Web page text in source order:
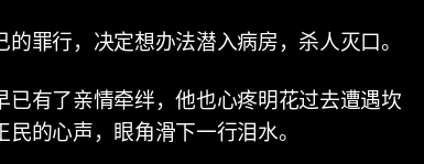
罪行，决定想办法潜入病房，杀人灭口。
有了亲情牵绊，他也心疼明花过去遭遇坎
的心声，眼角滑下一行泪水。